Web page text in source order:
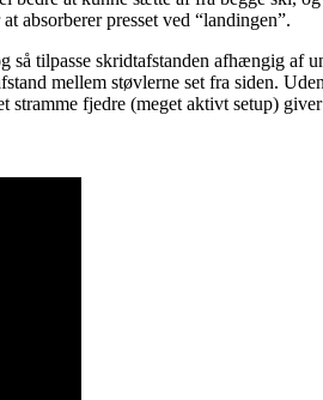
absorberer presset ved “landingen”.
tilpasse skridtafstanden afhængig af
mellem støvlerne set fra siden.
fjedre (meget aktivt setup)